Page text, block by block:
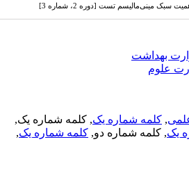
مینی‌مالیسم تست [دوره 2، شماره 3]
بهداشت
علوم
, کلمه شماره یک, کلمه شماره یک,
یک, کلمه شماره دو,کلمه شماره یک,